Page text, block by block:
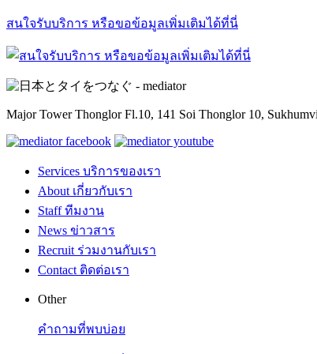
สนใจรับบริการ หรือขอข้อมูลเพิ่มเติมได้ที่นี่
Major Tower Thonglor Fl.10, 141 Soi Thonglor 10,
Services บริการของเรา
About เกี่ยวกับเรา
Staff ทีมงาน
News ข่าวสาร
Recruit ร่วมงานกับเรา
Contact ติดต่อเรา
Other
คำถามที่พบบ่อย